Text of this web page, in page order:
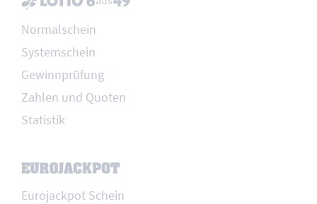
Normalschein
Systemschein
Gewinnprüfung
Zahlen und Quoten
Statistik
Eurojackpot Schein